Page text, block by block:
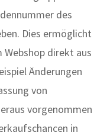
des
Dies ermöglicht
direkt aus
Änderungen
von
vorgenommen
in